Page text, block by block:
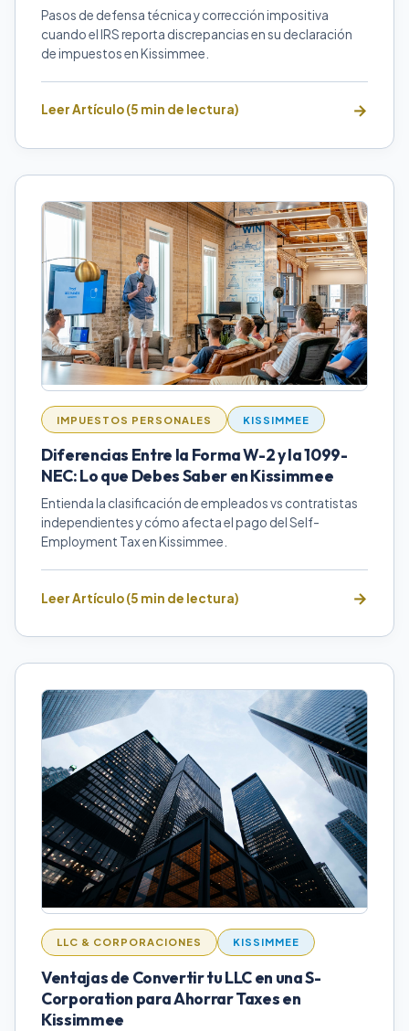
Pasos de defensa técnica y corrección impositiva
cuando el IRS reporta discrepancias en su declaración
de impuestos en Kissimmee.
Leer Artículo (5 min de lectura)
IMPUESTOS PERSONALES KISSIMMEE
Diferencias Entre la Forma W-2 y la 1099-
NEC: Lo que Debes Saber en Kissimmee
Entienda la clasificación de empleados vs contratistas
independientes y cómo afecta el pago del Self-
Employment Tax en Kissimmee.
Leer Artículo (5 min de lectura)
LLC & CORPORACIONES KISSIMMEE
Ventajas de Convertir tu LLC en una S-
Corporation para Ahorrar Taxes en
Kissimmee